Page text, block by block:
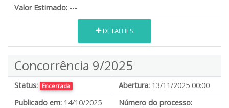
Valor Estimado: ---
DETALHES
Concorrência 9/2025
Status: Encerrada Abertura: 13/11/2025 00:00
Publicado em: 14/10/2025
Número do processo: